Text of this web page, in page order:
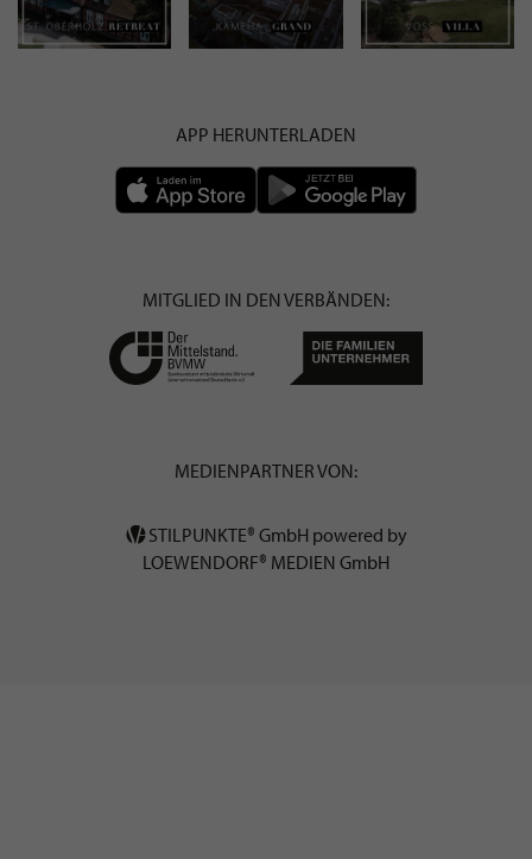
APP HERUNTERLADEN
MITGLIED IN DEN VERBÄNDEN:
MEDIENPARTNER VON:
STILPUNKTE® GmbH powered by
LOEWENDORF® MEDIEN GmbH